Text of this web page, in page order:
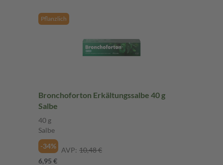
Pflanzlich
Bronchoforton Erkältungssalbe 40 g
Salbe
40 g
Salbe
-34%
AVP: 10,48 €
6,95 €